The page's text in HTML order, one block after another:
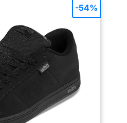
𝗖𝗢𝗨𝗦𝗦𝗜𝗡𝗘 - Insole
rembourrée et col matelassé
absorbent les impacts à
l'atterrissage pour des sessions
prolongées sans fatigue.
𝗗𝗨𝗥𝗔𝗕𝗜𝗟𝗜𝗧𝗘 - etnies est
engagé pour l'environnement,
ayant planté plus de 2,3
millions d'arbres avec le
soutien de notre communauté
dédiée. Ensemble, nous avons
un impact positif.
𝗦𝗞𝗔𝗧𝗘𝗕𝗢𝗔𝗥𝗗𝗘𝗥 𝗢𝗪𝗡𝗘𝗗
𝗗𝗘𝗣𝗨𝗜𝗦 𝟭𝟵𝟴𝟲 - etnies est
fière d'être la première
entreprise mondiale de
-54%